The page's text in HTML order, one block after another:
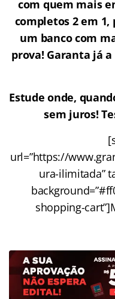
com quem mais
completos 2 em 1,
um banco com
prova! Garanta já
Estude onde,
sem juros!
url=”https://
ura-ilimitada”
shopping-